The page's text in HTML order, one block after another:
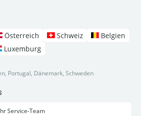
Österreich Schweiz
Belgien
Luxemburg
Portugal, Dänemark, Schweden
Service-Team